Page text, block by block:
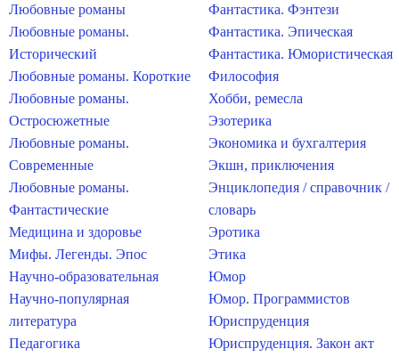
Любовные романы
Любовные романы.
Исторический
Любовные романы. Короткие
Любовные романы.
Остросюжетные
Любовные романы.
Современные
Любовные романы.
Фантастические
Медицина и здоровье
Мифы. Легенды. Эпос
Научно-образовательная
Научно-популярная
литература
Педагогика
Фантастика. Фэнтези
Фантастика. Эпическая
Фантастика. Юмористическая
Философия
Хобби, ремесла
Эзотерика
Экономика и бухгалтерия
Экшн, приключения
Энциклопедия / справочник /
словарь
Эротика
Этика
Юмор
Юмор. Программистов
Юриспруденция
Юриспруденция. Закон акт